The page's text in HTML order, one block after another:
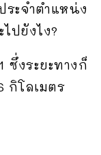
ระจำตำแหน่ง
ปยังไง?
ซึ่งระยะทางก็
กิโลเมตร